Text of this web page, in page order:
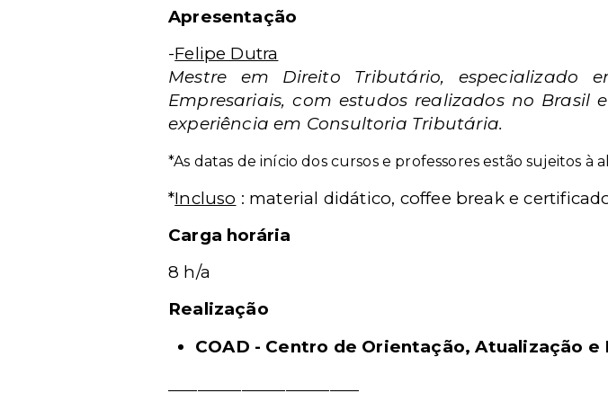
Apresentação
-Felipe Dutra
Mestre em Direito Tributário, especializado
Empresariais, com estudos realizados no Brasil
experiência em Consultoria Tributária.
*As datas de início dos cursos e professores estão sujeitos à
*Incluso : material didático, coffee break e
Carga horária
8 h/a
Realização
COAD - Centro de Orientação, Atualização